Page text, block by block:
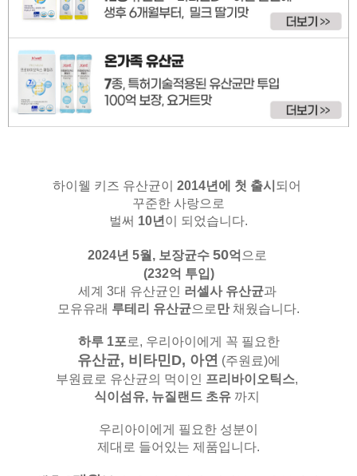
하이웰 키즈 유산균이 2014년에 첫 출시 되어
꾸준한 사랑으로
벌써 10년 이 되었습니다.
2024년 5월, 보장균수 50억 으로
(232억 투입)
세계 3대 유산균인
러셀사 유산균과
모유유래 루테리 유산균으로만채웠습니다.
하루 1포 로, 우리아이에게 꼭 필요한
유산균, 비타민D, 아연 (주원료)에
부원료로 유산균의 먹이인 프리바이오틱스,
식이섬유, 뉴질랜드 초유 까지
우리아이에게 필요한 성분이
제대로 들어있는 제품입니다.